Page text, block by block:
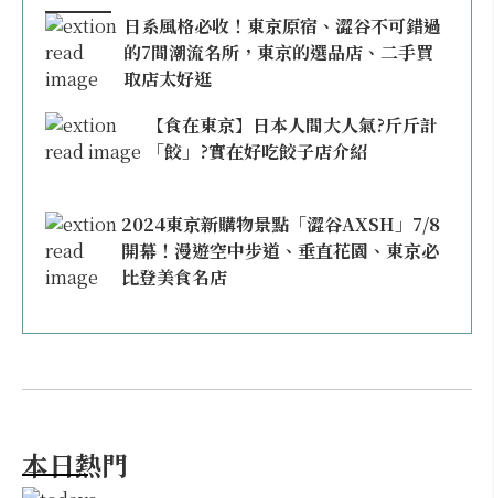
日系風格必收！東京原宿、澀谷不可錯過
的7間潮流名所，東京的選品店、二手買
取店太好逛
【食在東京】日本人間大人氣?斤斤計
「餃」?實在好吃餃子店介紹
2024東京新購物景點「澀谷AXSH」7/8
開幕！漫遊空中步道、垂直花園、東京必
比登美食名店
本日熱門